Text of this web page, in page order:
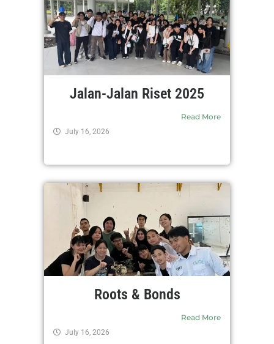
Jalan-Jalan Riset 2025
Read More
July 16, 2026
Roots & Bonds
Read More
July 16, 2026